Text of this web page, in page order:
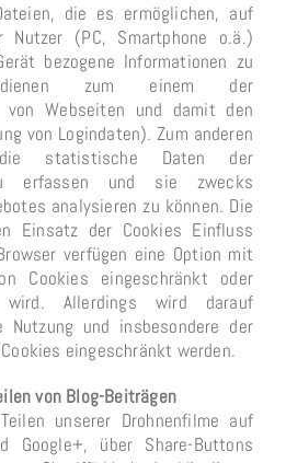
die es ermöglichen, auf
Nutzer (PC, Smartphone o.ä.)
bezogene Informationen zu
zum einem der
von Webseiten und damit den
von Logindaten). Zum anderen
statistische Daten der
erfassen und sie zwecks
analysieren zu können. Die
Einsatz der Cookies Einfluss
verfügen eine Option mit
Cookies eingeschränkt oder
wird. Allerdings wird darauf
Nutzung und insbesondere der
eingeschränkt werden.
von Blog-Beiträgen
unserer Drohnenfilme auf
Google+, über Share-Buttons